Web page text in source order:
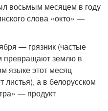
восьмым месяцем в году
слова «окто» —
— грязник (частые
превращают землю в
языке этот месяц
листья), а в белорусском
— продукт